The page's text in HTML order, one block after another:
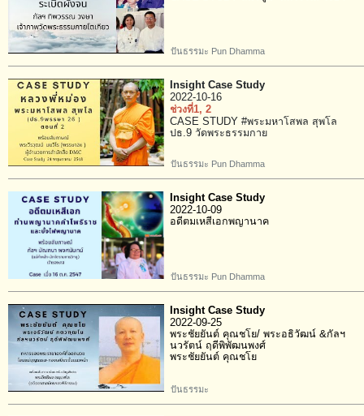
ปันธรรมะ Pun Dhamma
Insight Case Study
2022-10-16
ช่วงที่1, 2
CASE STUDY #พระมหาโสพล สุพโล
ปธ.9 วัดพระธรรมกาย
ปันธรรมะ Pun Dhamma
Insight Case Study
2022-10-09
อดีตมเหสีเอกพญานาค
ปันธรรมะ Pun Dhamma
Insight Case Study
2022-09-25
พระชัยยันต์ คุณชโย/ พระอธิวัฒน์ &กัลฯ
นวรัตน์ ฤดีพิพัฒนพงศ์
พระชัยยันต์ คุณชโย
ปันธรรมะ